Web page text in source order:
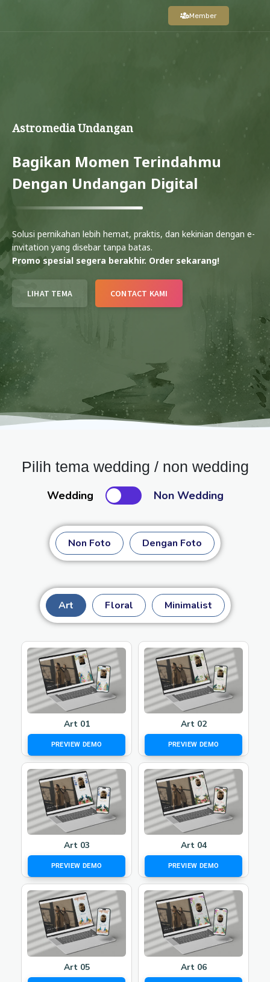
Member
Astromedia Undangan
Bagikan Momen Terindahmu
Dengan Undangan Digital
Solusi pernikahan lebih hemat, praktis, dan kekinian dengan e-
invitation yang disebar tanpa batas.
Promo spesial segera berakhir. Order sekarang!
LIHAT TEMA CONTACT KAMI
Pilih tema wedding / non wedding
Wedding Non Wedding
Non Foto Dengan Foto
Art Floral Minimalist
Art 01
PREVIEW DEMO
Art 02
PREVIEW DEMO
Art 03
PREVIEW DEMO
Art 04
PREVIEW DEMO
Art 05 Art 06